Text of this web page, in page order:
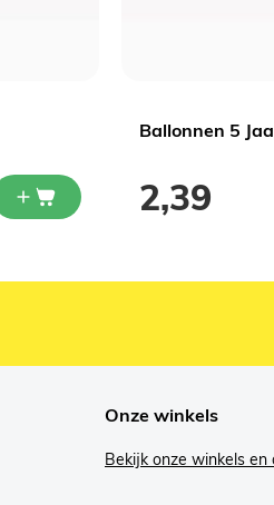
Ballonnen 5
2,39
Onze winkels
Bekijk onze winkels en